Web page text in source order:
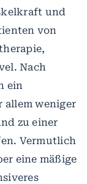
und
von
Nach
ein
allem weniger
zu einer
Vermutlich
eine mäßige